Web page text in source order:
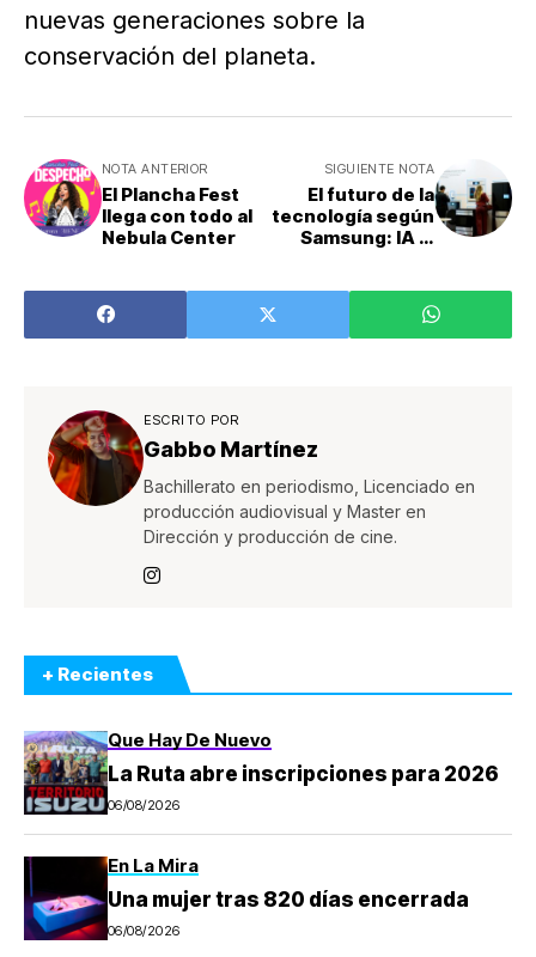
nuevas generaciones sobre la
conservación del planeta.
NOTA ANTERIOR
El Plancha Fest
llega con todo al
Nebula Center
SIGUIENTE NOTA
El futuro de la
tecnología según
Samsung: IA al
ESCRITO POR
Gabbo Martínez
Bachillerato en periodismo, Licenciado en
producción audiovisual y Master en
Dirección y producción de cine.
+ Recientes
Que Hay De Nuevo
La Ruta abre inscripciones para 2026
06/08/2026
En La Mira
Una mujer tras 820 días encerrada
06/08/2026